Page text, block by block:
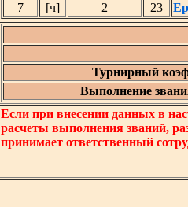
7
[ч] 2 23
Турнирный
Выполнение
Если при внесении данных в
расчеты выполнения званий,
принимает ответственный